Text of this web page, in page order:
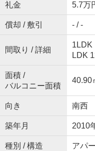
礼金 5.7万
償却 / 敷引 - / -
間取り / 詳細
1LDK
LDK
面積 /
バルコニー面積
40.90
向き 南西
築年月 2010
種別 / 構造 アパ